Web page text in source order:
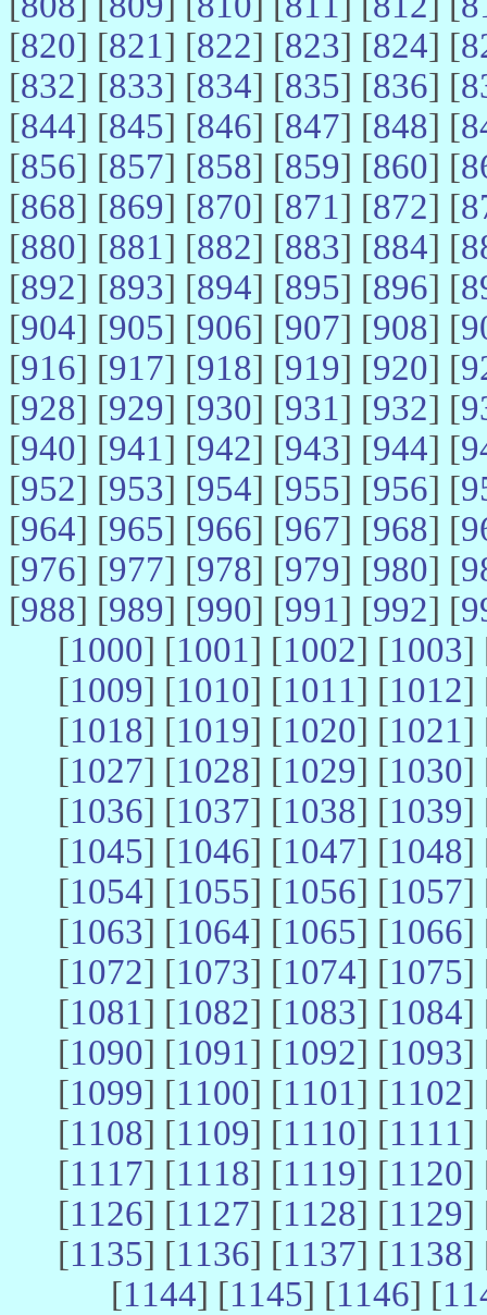
[820] [821] [822] [823] [824] [
[832] [833] [834] [835] [836] [
[844] [845] [846] [847] [848] [
[856] [857] [858] [859] [860] [
[868] [869] [870] [871] [872] [
[880] [881] [882] [883] [884] [
[892] [893] [894] [895] [896] [
[904] [905] [906] [907] [908] [
[916] [917] [918] [919] [920] [
[928] [929] [930] [931] [932] [
[940] [941] [942] [943] [944] [
[952] [953] [954] [955] [956] [
[964] [965] [966] [967] [968] [
[976] [977] [978] [979] [980] [
[988] [989] [990] [991] [992] [
[1000] [1001] [1002] [1003]
[1009] [1010] [1011] [1012]
[1018] [1019] [1020] [1021]
[1027] [1028] [1029] [1030]
[1036] [1037] [1038] [1039]
[1045] [1046] [1047] [1048]
[1054] [1055] [1056] [1057]
[1063] [1064] [1065] [1066]
[1072] [1073] [1074] [1075]
[1081] [1082] [1083] [1084]
[1090] [1091] [1092] [1093]
[1099] [1100] [1101] [1102]
[1108] [1109] [1110] [1111]
[1117] [1118] [1119] [1120]
[1126] [1127] [1128] [1129]
[1135] [1136] [1137] [1138]
[1144] [1145] [1146] [